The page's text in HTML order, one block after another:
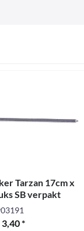
Tarzan 17cm x
SB verpakt
3,40 *